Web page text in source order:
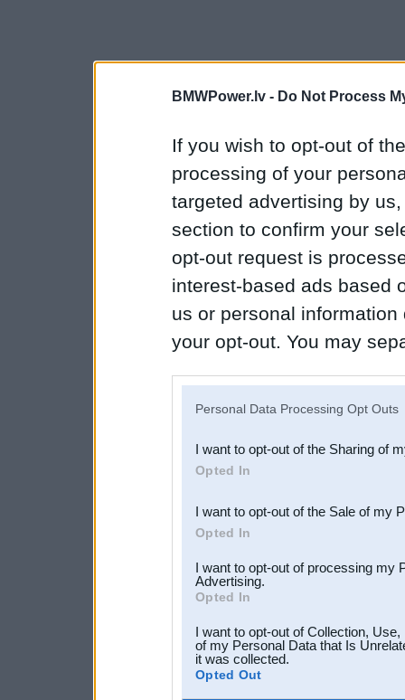
BMWPower.lv - Do Not Process
If you wish to opt-out of
processing of your
targeted advertising by
section to confirm your
opt-out request is
interest-based ads based
us or personal
your opt-out. You may
Downstream Participants
third parties.
Personal Data Processing Opt Outs
I want to opt-out of the Sharing of
Opted In
I want to opt-out of the Sale of my
Opted In
I want to opt-out of processing my
Advertising.
Opted In
I want to opt-out of Collection,
of my Personal Data that Is
it was collected.
Opted Out